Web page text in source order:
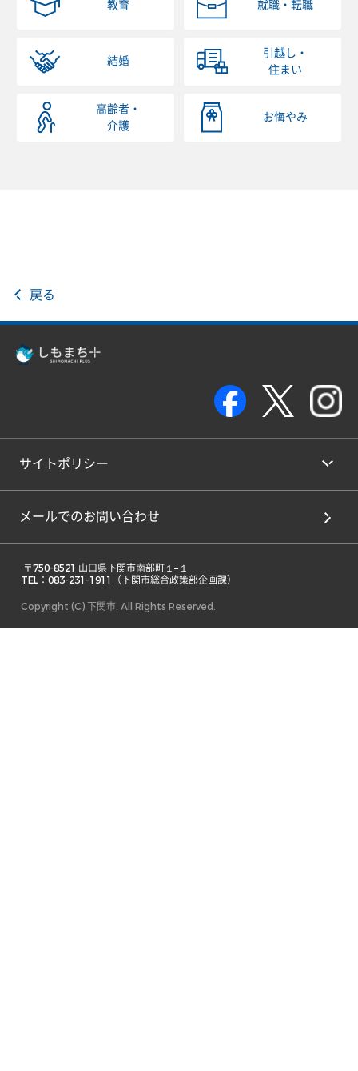
教育 就職・転職
結婚
引越し・
住まい
高齢者・
介護
お悔やみ
戻る
サイトポリシー
メールでのお問い合わせ
TEL：083-231-1911（下関市総合政策部企画課）
Copyright (C) 下関市. All Rights Reserved.